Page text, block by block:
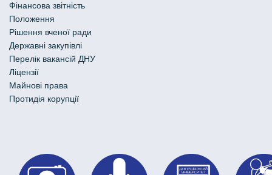
Фінансова звітність
Положення
Рішення вченої ради
Державні закупівлі
Перелік вакансій ДНУ
Ліцензії
Майнові права
Протидія корупції